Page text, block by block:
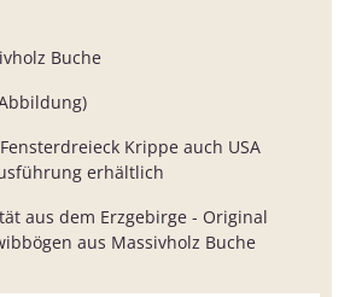
Buche
Krippe auch USA
erhältlich
aus dem Erzgebirge - Original
aus Massivholz Buche